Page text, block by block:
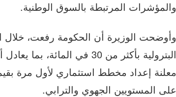
والمؤشرات المرتبطة بالسوق الوطنية.
معلنة إعداد مخطط استثماري لأول مرة
على المستويين الجهوي والترابي.